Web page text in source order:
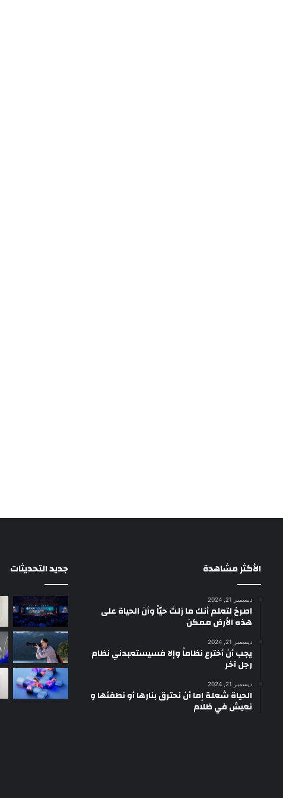
الأكثر مشاهدة
ديسمبر 21, 2024
‫اصرخ لتعلم أنك ما زلتَ حيّاً وأن الحياة على
هذه الأرض ممكن
ديسمبر 21, 2024
يجب أن أخترع نظاماً وإلا فسيستعبدني نظام
رجل آخر
ديسمبر 21, 2024
الحياة شعلة إما أن نحترق بنارها أو نطفئها و
نعيش في ظلام
جديد التحديثات